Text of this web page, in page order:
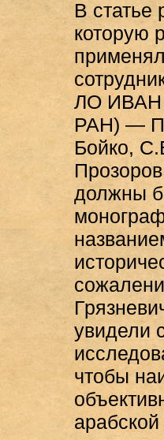
В статье
которую
ЛО ИВАН
РАН) —
Бойко,
должны
увидели
чтобы